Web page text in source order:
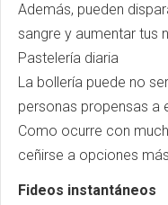
Además, pueden
sangre y aumentar tus
Pastelería diaria
La bollería puede no
personas propensas a
Como ocurre con
ceñirse a opciones
Fideos instantáneos